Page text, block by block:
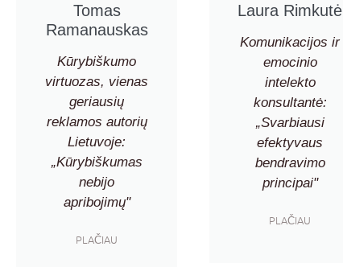
Tomas
Ramanauskas
Kūrybiškumo
virtuozas, vienas
geriausių
reklamos autorių
Lietuvoje:
„Kūrybiškumas
nebijo
apribojimų"
PLAČIAU
Laura Rimkutė
Komunikacijos ir
emocinio
intelekto
konsultantė:
„Svarbiausi
efektyvaus
bendravimo
principai"
PLAČIAU